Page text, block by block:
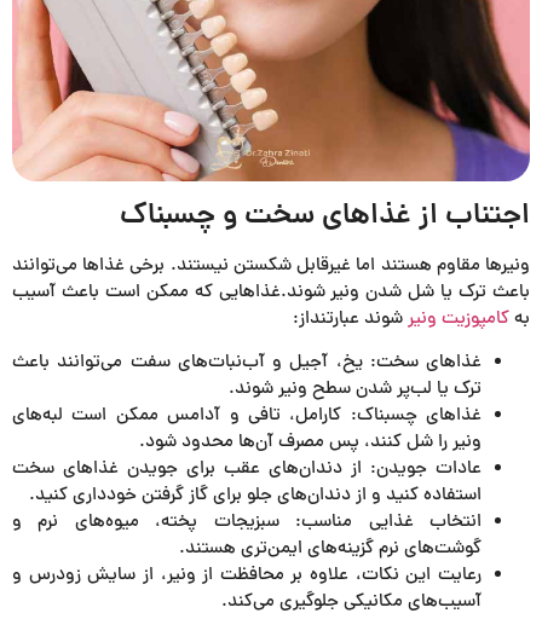
اجتناب از غذاهای سخت و چسبناک
ونیرها مقاوم هستند اما غیرقابل شکستن نیستند. برخی غذاها می‌توانند
باعث ترک یا شل شدن ونیر شوند.غذاهایی که ممکن است باعث آسیب
بهکامپوزیت ونیرشوند عبارتنداز:
غذاهای سخت: یخ، آجیل و آب‌نبات‌های سفت می‌توانند باعث
ترک یا لب‌پر شدن سطح ونیر شوند.
غذاهای چسبناک: کارامل، تافی و آدامس ممکن است لبه‌های
ونیر را شل کنند، پس مصرف آن‌ها محدود شود.
عادات جویدن: از دندان‌های عقب برای جویدن غذاهای سخت
استفاده کنید و از دندان‌های جلو برای گاز گرفتن خودداری کنید.
انتخاب غذایی مناسب: سبزیجات پخته، میوه‌های نرم و
گوشت‌های نرم گزینه‌های ایمن‌تری هستند.
رعایت این نکات، علاوه بر محافظت از ونیر، از سایش زودرس و
آسیب‌های مکانیکی جلوگیری می‌کند.